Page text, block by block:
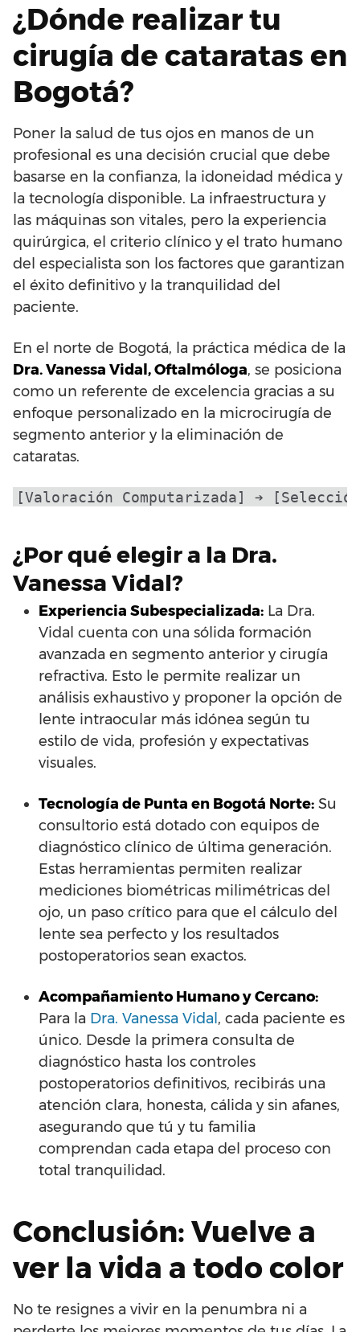
¿Dónde realizar tu
cirugía de cataratas en
Bogotá?
Poner la salud de tus ojos en manos de un
profesional es una decisión crucial que debe
basarse en la confianza, la idoneidad médica y
la tecnología disponible. La infraestructura y
las máquinas son vitales, pero la experiencia
quirúrgica, el criterio clínico y el trato humano
del especialista son los factores que garantizan
el éxito definitivo y la tranquilidad del
paciente.
En el norte de Bogotá, la práctica médica de la
Dra. Vanessa Vidal, Oftalmóloga, se posiciona
como un referente de excelencia gracias a su
enfoque personalizado en la microcirugía de
segmento anterior y la eliminación de
cataratas.
¿Por qué elegir a la Dra.
Vanessa Vidal?
Experiencia Subespecializada: La Dra.
Vidal cuenta con una sólida formación
avanzada en segmento anterior y cirugía
refractiva. Esto le permite realizar un
análisis exhaustivo y proponer la opción de
lente intraocular más idónea según tu
estilo de vida, profesión y expectativas
visuales.
Tecnología de Punta en Bogotá Norte: Su
consultorio está dotado con equipos de
diagnóstico clínico de última generación.
Estas herramientas permiten realizar
mediciones biométricas milimétricas del
ojo, un paso crítico para que el cálculo del
lente sea perfecto y los resultados
postoperatorios sean exactos.
Acompañamiento Humano y Cercano:
Para la Dra. Vanessa Vidal , cada paciente es
único. Desde la primera consulta de
diagnóstico hasta los controles
postoperatorios definitivos, recibirás una
atención clara, honesta, cálida y sin afanes,
asegurando que tú y tu familia
comprendan cada etapa del proceso con
total tranquilidad.
Conclusión: Vuelve a
ver la vida a todo color
No te resignes a vivir en la penumbra ni a